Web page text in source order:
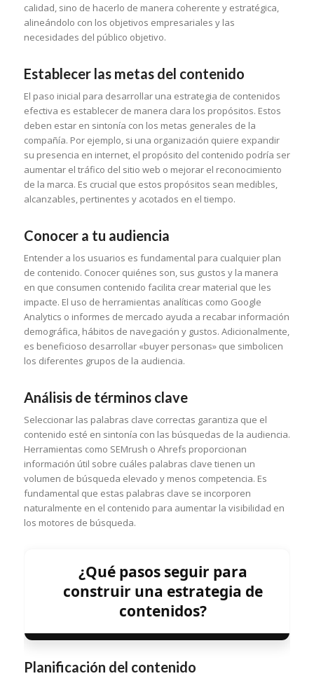
calidad, sino de hacerlo de manera coherente y estratégica,
alineándolo con los objetivos empresariales y las
necesidades del público objetivo.
Establecer las metas del contenido
El paso inicial para desarrollar una estrategia de contenidos
efectiva es establecer de manera clara los propósitos. Estos
deben estar en sintonía con los metas generales de la
compañía. Por ejemplo, si una organización quiere expandir
su presencia en internet, el propósito del contenido podría ser
aumentar el tráfico del sitio web o mejorar el reconocimiento
de la marca. Es crucial que estos propósitos sean medibles,
alcanzables, pertinentes y acotados en el tiempo.
Conocer a tu audiencia
Entender a los usuarios es fundamental para cualquier plan
de contenido. Conocer quiénes son, sus gustos y la manera
en que consumen contenido facilita crear material que les
impacte. El uso de herramientas analíticas como Google
Analytics o informes de mercado ayuda a recabar información
demográfica, hábitos de navegación y gustos. Adicionalmente,
es beneficioso desarrollar «buyer personas» que simbolicen
los diferentes grupos de la audiencia.
Análisis de términos clave
Seleccionar las palabras clave correctas garantiza que el
contenido esté en sintonía con las búsquedas de la audiencia.
Herramientas como SEMrush o Ahrefs proporcionan
información útil sobre cuáles palabras clave tienen un
volumen de búsqueda elevado y menos competencia. Es
fundamental que estas palabras clave se incorporen
naturalmente en el contenido para aumentar la visibilidad en
los motores de búsqueda.
¿Qué pasos seguir para
construir una estrategia de
contenidos?
Planificación del contenido